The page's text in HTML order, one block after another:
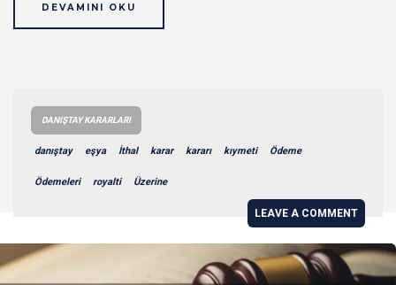
DEVAMINI OKU
DANIŞTAY KARARLARI
danıştay eşya İthal karar kararı kıymeti Ödeme
Ödemeleri royalti Üzerine
LEAVE A COMMENT